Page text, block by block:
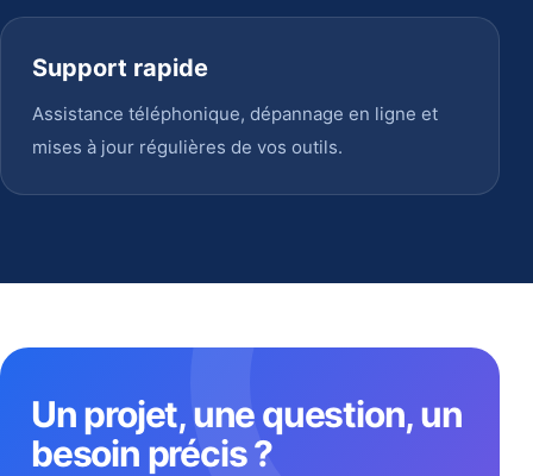
Support rapide
Assistance téléphonique, dépannage en ligne et
mises à jour régulières de vos outils.
Un projet, une question, un
besoin précis ?